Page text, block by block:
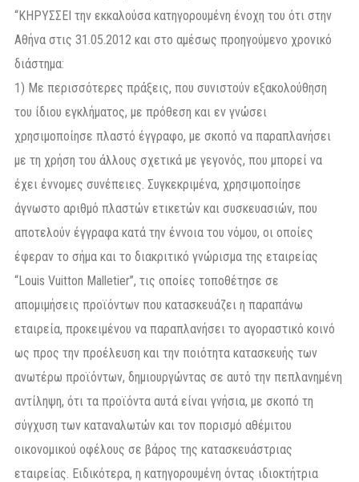
“ΚΗΡΥΣΣΕΙ την εκκαλούσα κατηγορουμένη ένοχη του ότι στην
Αθήνα στις 31.05.2012 και στο αμέσως προηγούμενο χρονικό
διάστημα:
1) Με περισσότερες πράξεις, που συνιστούν εξακολούθηση
του ίδιου εγκλήματος, με πρόθεση και εν γνώσει
χρησιμοποίησε πλαστό έγγραφο, με σκοπό να παραπλανήσει
με τη χρήση του άλλους σχετικά με γεγονός, που μπορεί να
έχει έννομες συνέπειες. Συγκεκριμένα, χρησιμοποίησε
άγνωστο αριθμό πλαστών ετικετών και συσκευασιών, που
αποτελούν έγγραφα κατά την έννοια του νόμου, οι οποίες
έφεραν το σήμα και το διακριτικό γνώρισμα της εταιρείας
“Louis Vuitton Malletier”, τις οποίες τοποθέτησε σε
απομιμήσεις προϊόντων που κατασκευάζει η παραπάνω
εταιρεία, προκειμένου να παραπλανήσει το αγοραστικό κοινό
ως προς την προέλευση και την ποιότητα κατασκευής των
ανωτέρω προϊόντων, δημιουργώντας σε αυτό την πεπλανημένη
αντίληψη, ότι τα προϊόντα αυτά είναι γνήσια, με σκοπό τη
σύγχυση των καταναλωτών και τον πορισμό αθέμιτου
οικονομικού οφέλους σε βάρος της κατασκευάστριας
εταιρείας. Ειδικότερα, η κατηγορουμένη όντας ιδιοκτήτρια